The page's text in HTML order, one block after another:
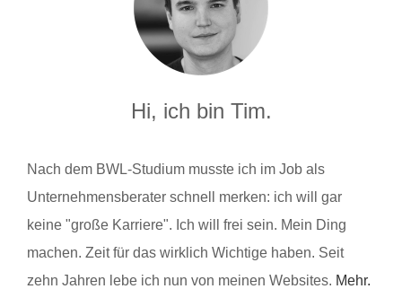
Hi, ich bin Tim.
Nach dem BWL-Studium musste ich im Job als
Unternehmensberater schnell merken: ich will gar
keine "große Karriere". Ich will frei sein. Mein Ding
machen. Zeit für das wirklich Wichtige haben. Seit
zehn Jahren lebe ich nun von meinen Websites. Mehr.